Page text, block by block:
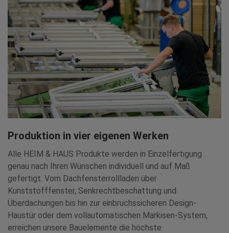
Produktion in vier eigenen Werken
Alle HEIM & HAUS Produkte werden in Einzelfertigung
genau nach Ihren Wünschen individuell und auf Maß
gefertigt. Vom Dachfensterrollladen über
Kunststofffenster, Senkrechtbeschattung und
Überdachungen bis hin zur einbruchssicheren Design-
Haustür oder dem vollautomatischen Markisen-System,
erreichen unsere Bauelemente die höchste